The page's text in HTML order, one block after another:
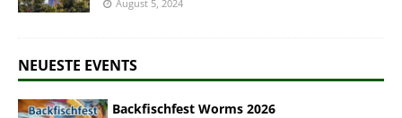
August 5, 2024
NEUESTE EVENTS
Backfischfest Worms 2026